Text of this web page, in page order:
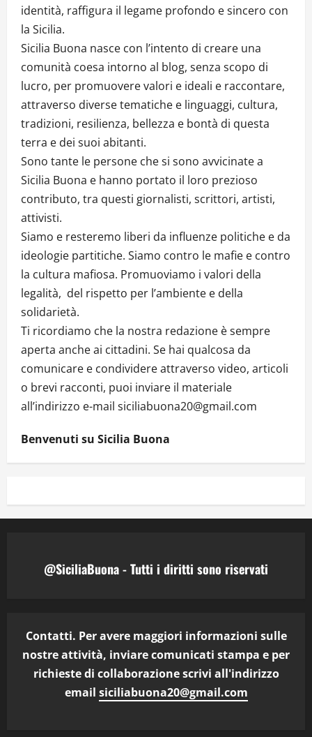
identità, raffigura il legame profondo e sincero con
la Sicilia.
Sicilia Buona nasce con l’intento di creare una
comunità coesa intorno al blog, senza scopo di
lucro, per promuovere valori e ideali e raccontare,
attraverso diverse tematiche e linguaggi, cultura,
tradizioni, resilienza, bellezza e bontà di questa
terra e dei suoi abitanti.
Sono tante le persone che si sono avvicinate a
Sicilia Buona e hanno portato il loro prezioso
contributo, tra questi giornalisti, scrittori, artisti,
attivisti.
Siamo e resteremo liberi da influenze politiche e da
ideologie partitiche. Siamo contro le mafie e contro
la cultura mafiosa. Promuoviamo i valori della
legalità, del rispetto per l’ambiente e della
solidarietà.
Ti ricordiamo che la nostra redazione è sempre
aperta anche ai cittadini. Se hai qualcosa da
comunicare e condividere attraverso video, articoli
o brevi racconti, puoi inviare il materiale
all’indirizzo e-mail siciliabuona20@gmail.com
Benvenuti su Sicilia Buona
@SiciliaBuona - Tutti i diritti sono riservati
Contatti. Per avere maggiori informazioni sulle
nostre attività, inviare comunicati stampa e per
richieste di collaborazione scrivi all'indirizzo
email siciliabuona20@gmail.com